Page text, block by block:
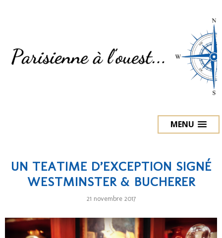
MENU
UN TEATIME D’EXCEPTION SIGNÉ
WESTMINSTER & BUCHERER
21 novembre 2017